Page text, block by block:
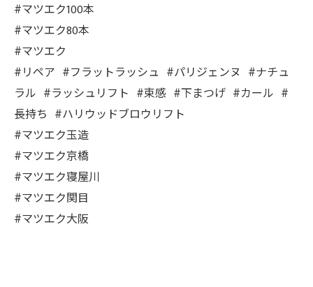
#マツエク100本
#マツエク80本
#マツエク
#リペア #フラットラッシュ #パリジェンヌ #ナチュ
ラル #ラッシュリフト #束感 #下まつげ #カール #
長持ち #ハリウッドブロウリフト
#マツエク玉造
#マツエク京橋
#マツエク寝屋川
#マツエク関目
#マツエク大阪